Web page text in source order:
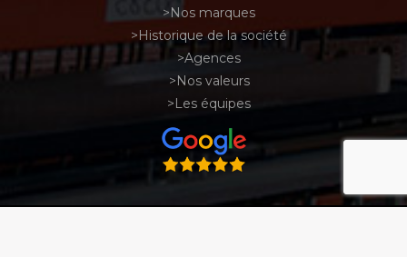
Nos marques
Historique de la société
Agences
Nos valeurs
Les équipes